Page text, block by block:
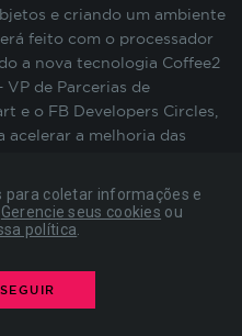
para coletar informações e
Gerencie seus cookies ou
política
e criando um ambiente
feito com o processador
a nova tecnologia Coffee2
de Parcerias de
e o FB Developers Circles,
acelerar a melhoria das
de startups
móveis e um programa de
por nossos
interesses e, a partir
para você em
armazenadas são